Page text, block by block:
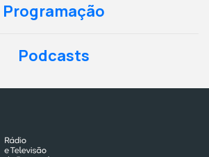
Programação
Podcasts